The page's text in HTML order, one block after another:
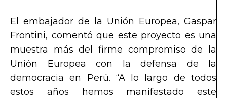
El embajador de la Unión Europea, Gaspar
Frontini, comentó que este proyecto es una
muestra más del firme compromiso de la
Unión Europea con la defensa de la
democracia en Perú. “A lo largo de todos
estos años hemos manifestado este